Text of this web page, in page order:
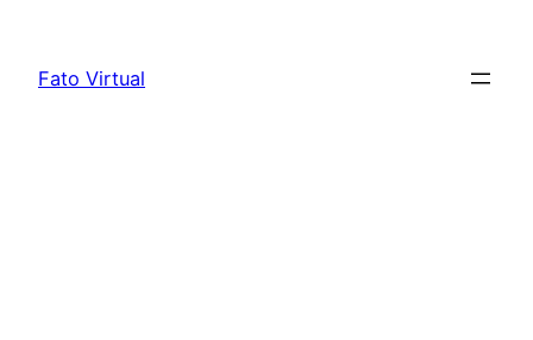
content
Fato Virtual